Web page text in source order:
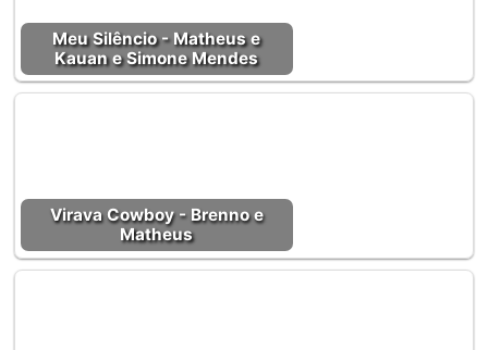
Meu Silêncio - Matheus e
Kauan e Simone Mendes
Virava Cowboy - Brenno e
Matheus